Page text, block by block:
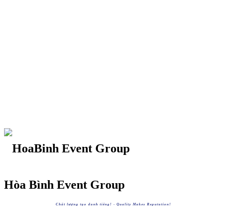
Hòa Bình Event Group
Chất lượng tạo danh tiếng! - Quality Makes Reputation!